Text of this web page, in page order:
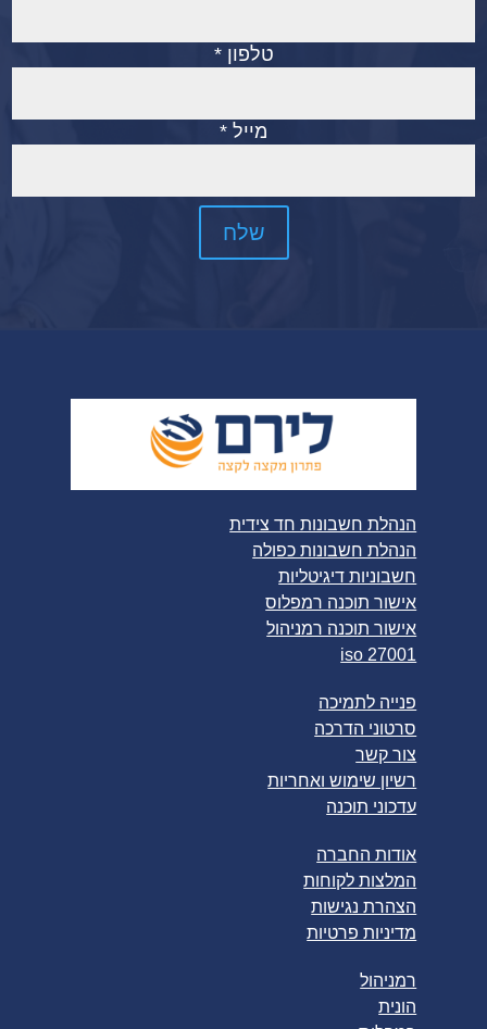
טלפון *
מייל *
הנהלת חשבונות חד צידית
הנהלת חשבונות כפולה
חשבוניות דיגיטליות
אישור תוכנה רמפלוס
אישור תוכנה רמניהול
iso 27001
פנייה לתמיכה
סרטוני הדרכה
צור קשר
רשיון שימוש ואחריות
עדכוני תוכנה
אודות החברה
המלצות לקוחות
הצהרת נגישות
מדיניות פרטיות
רמניהול
הונית